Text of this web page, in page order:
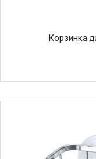
Корзинка